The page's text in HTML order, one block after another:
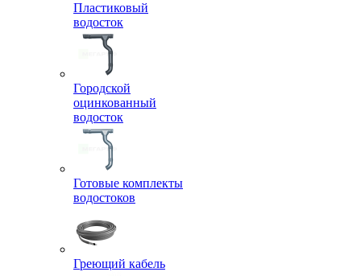
Пластиковый
водосток
Городской
оцинкованный
водосток
Готовые комплекты
водостоков
Греющий кабель